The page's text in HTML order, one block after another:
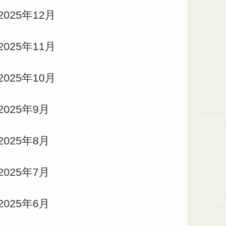
年12月
年11月
年10月
年9月
年8月
年7月
年6月